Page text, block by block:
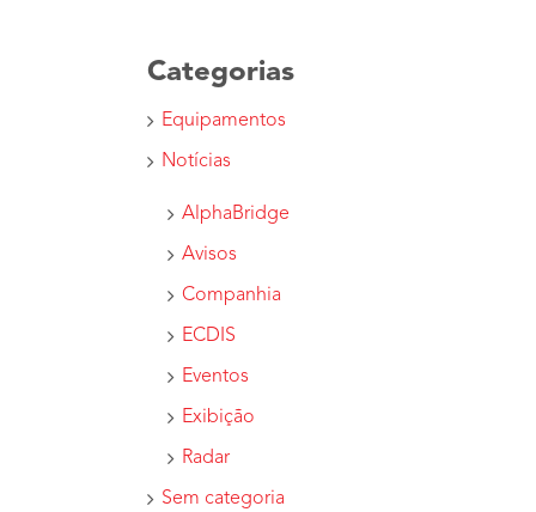
Categorias
Equipamentos
Notícias
AlphaBridge
Avisos
Companhia
ECDIS
Eventos
Exibição
Radar
Sem categoria